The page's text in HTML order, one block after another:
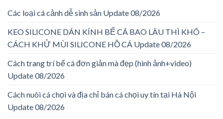
Các loại cá cảnh dễ sinh sản Update 08/2026
KEO SILICONE DÁN KÍNH BỂ CÁ BAO LÂU THÌ KHÔ –
CÁCH KHỬ MÙI SILICONE HỒ CÁ Update 08/2026
Cách trang trí bể cá đơn giản mà đẹp (hình ảnh+video)
Update 08/2026
Cách nuôi cá chọi và địa chỉ bán cá chọi uy tín tại Hà Nội
Update 08/2026